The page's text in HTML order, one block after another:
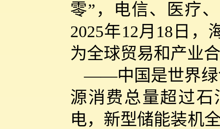
零”，电信、医疗
2025年12月18日
为全球贸易和产业
——中国是世界绿
源消费总量超过
电，新型储能装机